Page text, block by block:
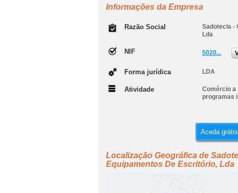
Informações da Empresa
Razão Social
Sadotecla -
Lda
NIF 5020...
Forma jurídica LDA
Atividade
Comércio a
programas
Aceda
Localização Geográfica de
Equipamentos De Escritório, Lda